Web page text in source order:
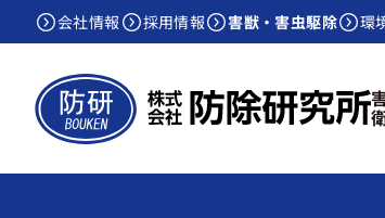
会社情報 採用情報 害獣・害虫駆除 環